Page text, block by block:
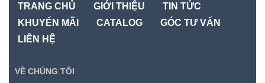
TRANG CHỦ GIỚI THIỆU
TIN TỨC
KHUYẾN MÃI
CATALOG
GÓC TƯ VẤN
LIÊN HỆ
VỀ CHÚNG TÔI